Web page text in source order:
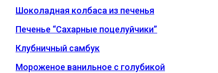
Шоколадная колбаса из печенья
Печенье “Сахарные поцелуйчики”
Клубничный самбук
Мороженое ванильное с голубикой